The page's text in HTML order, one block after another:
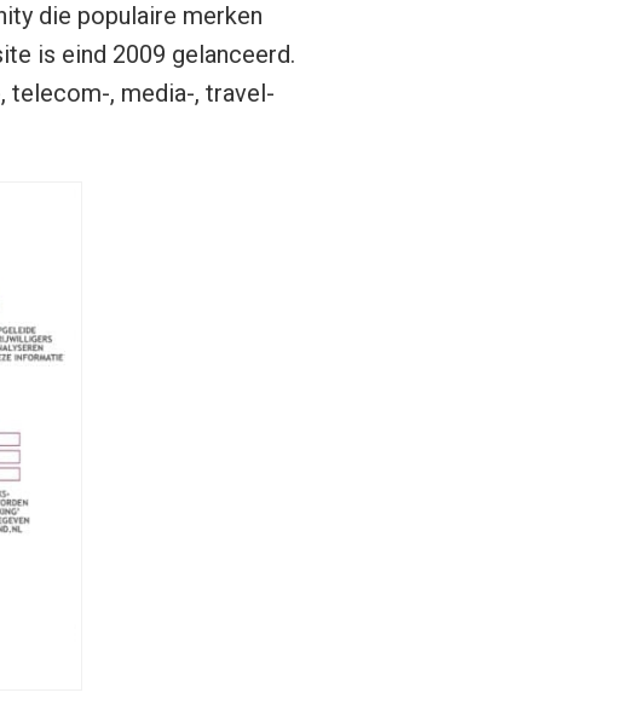
die populaire merken
is eind 2009 gelanceerd.
telecom-, media-, travel-